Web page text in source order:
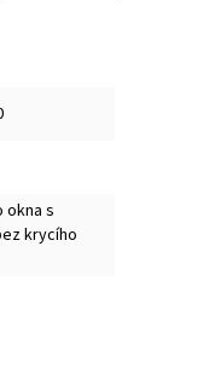
okna s
krycího